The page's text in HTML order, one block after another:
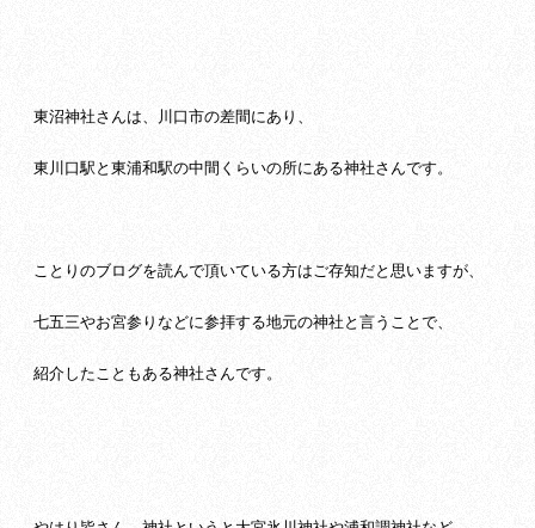
東沼神社さんは、川口市の差間にあり、
東川口駅と東浦和駅の中間くらいの所にある神社さんです。
ことりのブログを読んで頂いている方はご存知だと思いますが、
七五三やお宮参りなどに参拝する地元の神社と言うことで、
紹介したこともある神社さんです。